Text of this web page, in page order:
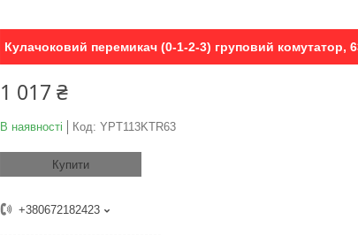
Кулачоковий перемикач (0-1-2-3) груповий комутатор,
1 017 ₴
В наявності Код: YPT113KTR63
Купити
+380672182423